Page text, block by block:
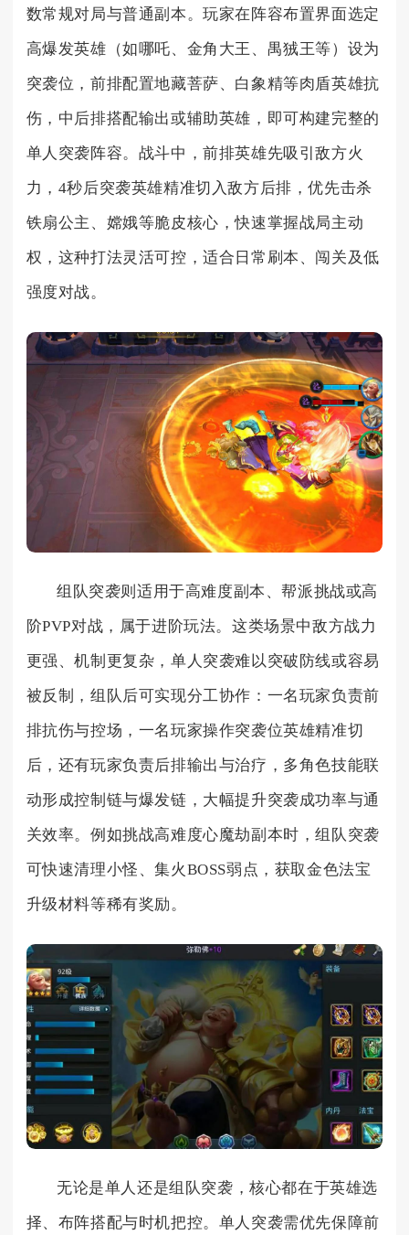
数常规对局与普通副本。玩家在阵容布置界面选定
高爆发英雄（如哪吒、金角大王、禺狨王等）设为
突袭位，前排配置地藏菩萨、白象精等肉盾英雄抗
伤，中后排搭配输出或辅助英雄，即可构建完整的
单人突袭阵容。战斗中，前排英雄先吸引敌方火
力，4秒后突袭英雄精准切入敌方后排，优先击杀
铁扇公主、嫦娥等脆皮核心，快速掌握战局主动
权，这种打法灵活可控，适合日常刷本、闯关及低
强度对战。
组队突袭则适用于高难度副本、帮派挑战或高
阶PVP对战，属于进阶玩法。这类场景中敌方战力
更强、机制更复杂，单人突袭难以突破防线或容易
被反制，组队后可实现分工协作：一名玩家负责前
排抗伤与控场，一名玩家操作突袭位英雄精准切
后，还有玩家负责后排输出与治疗，多角色技能联
动形成控制链与爆发链，大幅提升突袭成功率与通
关效率。例如挑战高难度心魔劫副本时，组队突袭
可快速清理小怪、集火BOSS弱点，获取金色法宝
升级材料等稀有奖励。
无论是单人还是组队突袭，核心都在于英雄选
择、布阵搭配与时机把控。单人突袭需优先保障前